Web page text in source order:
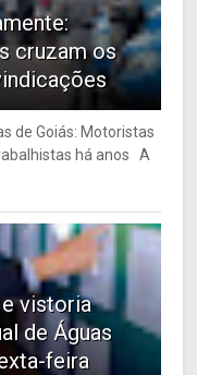
cruzam os
de Goiás: Motoristas
há anos A
vistoria
de Águas
feira